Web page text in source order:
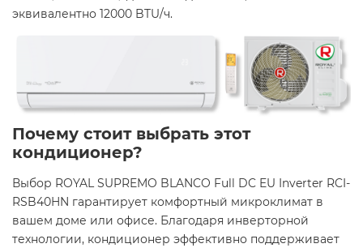
эквивалентно 12000 BTU/ч. ​
Почему стоит выбрать этот
кондиционер?
Выбор ROYAL SUPREMO BLANCO Full DC EU Inverter RCI-
RSB40HN гарантирует комфортный микроклимат в
вашем доме или офисе. Благодаря инверторной
технологии, кондиционер эффективно поддерживает